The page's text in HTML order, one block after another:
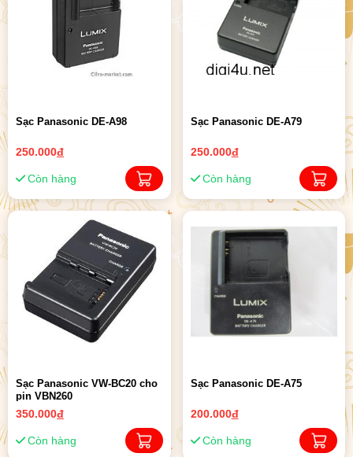
Sạc Panasonic DE-A98
250.000đ
Còn hàng
Sạc Panasonic DE-A79
250.000đ
Còn hàng
Sạc Panasonic VW-BC20 cho
pin VBN260
350.000đ
Còn hàng
Sạc Panasonic DE-A75
200.000đ
Còn hàng